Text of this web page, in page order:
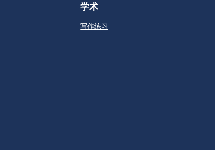
学术
写作练习